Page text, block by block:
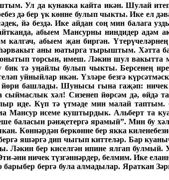
Ул да кунакка кайта икән. Шулай
дә бер үк көнне булып чыкты. Ике ел
йә бездә. Ике айдан соң мин балага
абыем Мансурны ниндидер адәм
калгач, абыем җан биргән.
һәрвакыт аны юатырга тырыштым. Хәтта
торсын, имеш. Ләкин шул вакытта
бик тә уңайлы булып чыкты. Берсенең
уйныйлар икән. Үзләре безгә
башлады. Шунысы гына гаҗәп: ничек
хәл! Сизенеп йөрсәм дә, өйдә
иде. Күп тә үтмәде мин малай
исеме куштырдык. Альберт та
баласын рәнҗетергә ярамый”. Мин бу
Көннәрдән беркөнне бер якка
яшәргә дип чыгып киттеләр. Бар
бер киселгән ипине ялгап булмый.
әни ничек түзгәннәрдер, белмим. Ике
барыбер бергә була алмадылар. Яраткан